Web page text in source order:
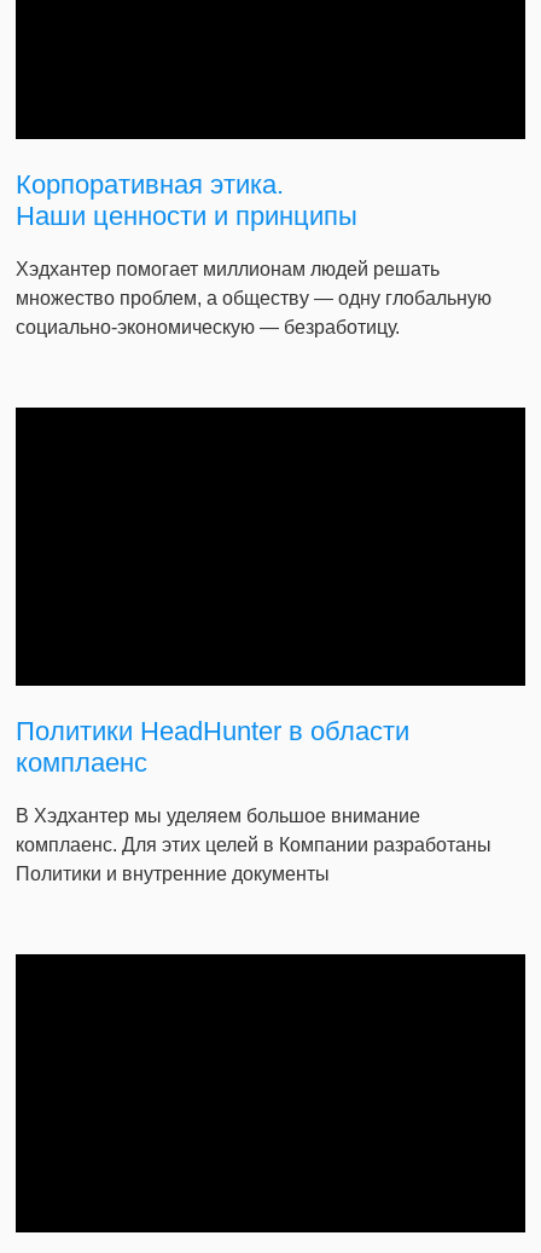
Корпоративная этика.
Наши ценности и принципы
Хэдхантер помогает миллионам людей решать
множество проблем, а обществу — одну глобальную
социально-экономическую — безработицу.
Политики HeadHunter в области
комплаенс
В Хэдхантер мы уделяем большое внимание
комплаенс. Для этих целей в Компании разработаны
Политики и внутренние документы